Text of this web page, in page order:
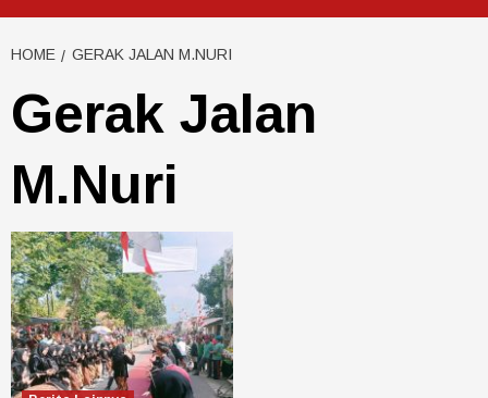
HOME GERAK JALAN M.NURI
Gerak Jalan
M.Nuri